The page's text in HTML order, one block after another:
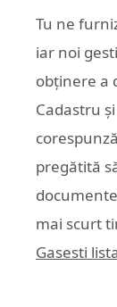
Tu ne
iar noi
obținere a
Cadastru
pregătită
mai scurt
Gasesti